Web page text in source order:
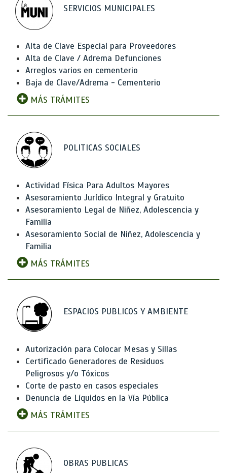
SERVICIOS MUNICIPALES
Alta de Clave Especial para Proveedores
Alta de Clave / Adrema Defunciones
Arreglos varios en cementerio
Baja de Clave/Adrema - Cementerio
MÁS TRÁMITES
POLITICAS SOCIALES
Actividad Física Para Adultos Mayores
Asesoramiento Jurídico Integral y Gratuito
Asesoramiento Legal de Niñez, Adolescencia y
Familia
Asesoramiento Social de Niñez, Adolescencia y
Familia
MÁS TRÁMITES
ESPACIOS PUBLICOS Y AMBIENTE
Autorización para Colocar Mesas y Sillas
Certificado Generadores de Residuos
Peligrosos y/o Tóxicos
Corte de pasto en casos especiales
Denuncia de Líquidos en la Vía Pública
MÁS TRÁMITES
OBRAS PUBLICAS